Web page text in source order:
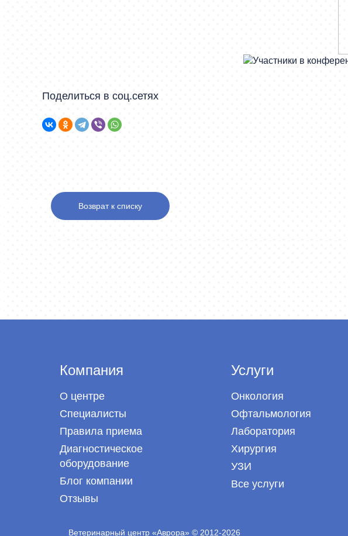
Поделиться в соц.сетях
Возврат к списку
Компания
О центре
Специалисты
Правила приема
Диагностическое
оборудование
Блог компании
Отзывы
Услуги
Онкология
Офтальмология
Лаборатория
Хирургия
УЗИ
Все услуги
Ветеринарный центр «Аврора» © 2012-2026